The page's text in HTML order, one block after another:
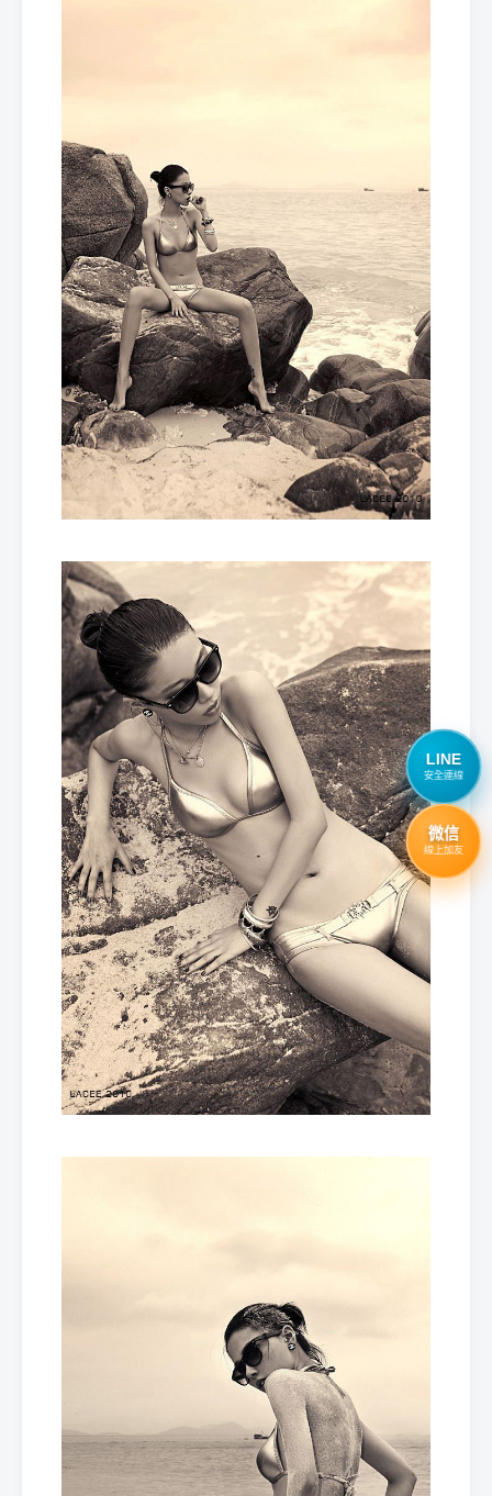
LINE
安全連線
微信
線上加友